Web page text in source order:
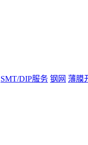
SMT/DIP服务 钢网 薄膜